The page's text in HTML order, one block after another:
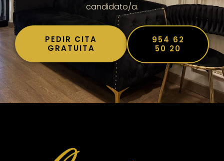
candidato/a.
PEDIR CITA
GRATUITA
954 62
50 20